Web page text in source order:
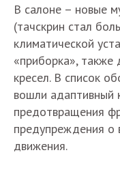
В салоне – новые
(тачскрин стал
климатической
«приборка», также
кресел. В список
вошли адаптивный
предотвращения
предупреждения о
движения.